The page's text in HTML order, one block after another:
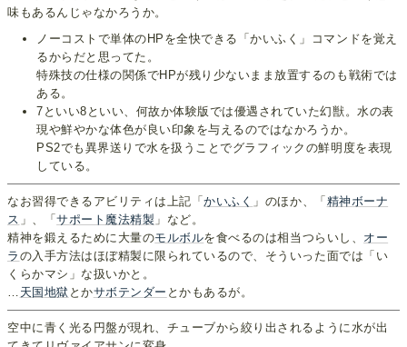
味もあるんじゃなかろうか。
ノーコストで単体のHPを全快できる「かいふく」コマンドを覚え
るからだと思ってた。
特殊技の仕様の関係でHPが残り少ないまま放置するのも戦術では
ある。
7といい8といい、何故か体験版では優遇されていた幻獣。水の表
現や鮮やかな体色が良い印象を与えるのではなかろうか。
PS2でも異界送りで水を扱うことでグラフィックの鮮明度を表現
している。
なお習得できるアビリティは上記「かいふく 」のほか、「 精神ボーナ
ス 」、「サポート魔法精製 」など。
精神を鍛えるために大量のモルボルを食べるのは相当つらいし、 オー
ラ の入手方法はほぼ精製に限られているので、そういった面では「い
くらかマシ」な扱いかと。
天国 地獄 とかサボテンダー とかもあるが。
空中に青く光る円盤が現れ、チューブから絞り出されるように水が出